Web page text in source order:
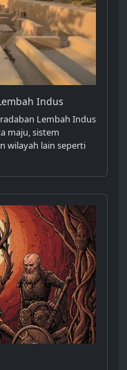
Indus
Lembah Indus
maju, sistem
wilayah lain seperti